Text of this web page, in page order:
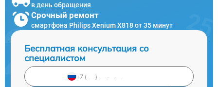
в день обращения
Срочный ремонт
смартфона Philips Xenium X818 от 35 минут
Бесплатная консультация со
специалистом